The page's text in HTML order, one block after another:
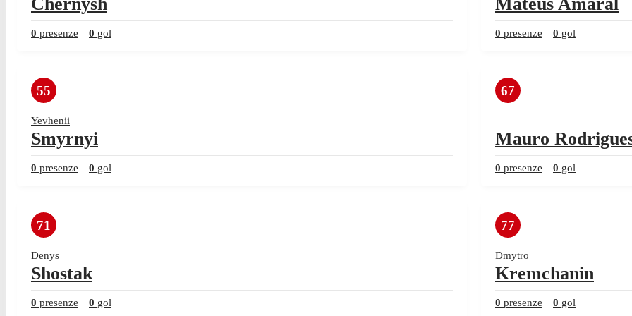
0 presenze 0 gol 0 presenze 0 gol
55
Yevhenii
Smyrnyi
0 presenze 0 gol
67
Mauro
0 presenze 0 gol
71
Denys
Shostak
0 presenze 0 gol
77
Dmytro
Kremchanin
0 presenze 0 gol